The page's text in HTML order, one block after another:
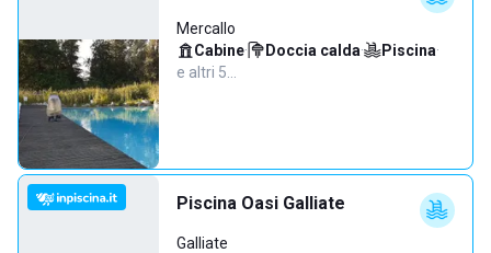
Mercallo
Cabine· Doccia calda· Piscina·
e altri 5…
Piscina Oasi Galliate
Galliate